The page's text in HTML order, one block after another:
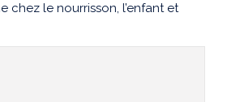
chez le nourrisson, l’enfant et